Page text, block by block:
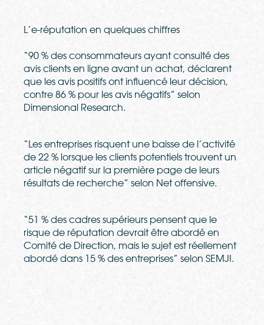
L’e-réputation en quelques chiffres
“90 % des consommateurs ayant consulté des
avis clients en ligne avant un achat, déclarent
que les avis positifs ont influencé leur décision,
contre 86 % pour les avis négatifs” selon
Dimensional Research.
“Les entreprises risquent une baisse de l’activité
de 22 % lorsque les clients potentiels trouvent un
article négatif sur la première page de leurs
résultats de recherche” selon Net offensive.
“51 % des cadres supérieurs pensent que le
risque de réputation devrait être abordé en
Comité de Direction, mais le sujet est réellement
abordé dans 15 % des entreprises” selon SEMJI.